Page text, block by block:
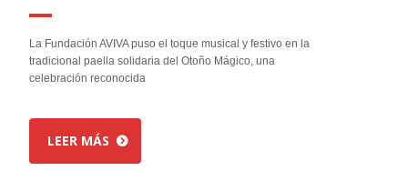
La Fundación AVIVA puso el toque musical y festivo en la
tradicional paella solidaria del Otoño Mágico, una
celebración reconocida
LEER MÁS